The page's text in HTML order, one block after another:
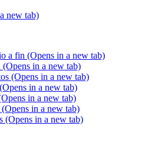
new tab)
a fin (Opens in a new tab)
(Opens in a new tab)
(Opens in a new tab)
(Opens in a new tab)
in a new tab)
(Opens in a new tab)
(Opens in a new tab)